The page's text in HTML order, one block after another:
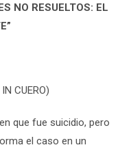
NO RESUELTOS: EL
”
CUERO)
que fue suicidio, pero
el caso en un